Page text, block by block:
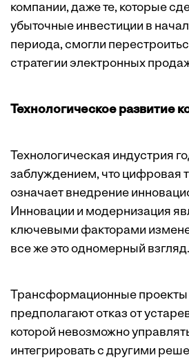
компании, даже те, которые
убыточные инвестиции в
периода, смогли
стратегии электронных
Технологическое развитие
Технологическая индустрия
заблуждением, что цифровая
означает внедрение
Инновации и модернизация
ключевыми факторами
все же это одномерный взгляд.
Трансформационные проекты
предполагают отказ от
которой невозможно
интегрировать с другими